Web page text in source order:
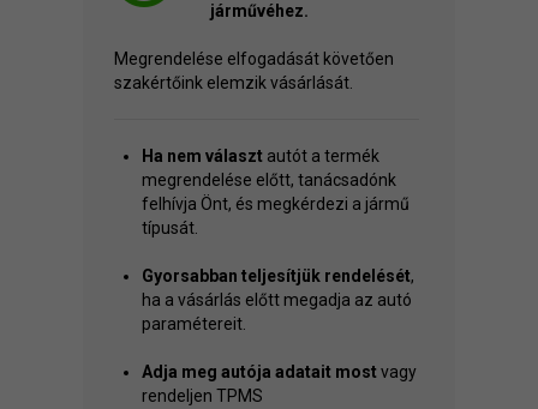
járművéhez.
Megrendelése elfogadását követően
szakértőink elemzik vásárlását.
Ha nem választ autót a termék
megrendelése előtt, tanácsadónk
felhívja Önt, és megkérdezi a jármű
típusát.
Gyorsabban teljesítjük rendelését,
ha a vásárlás előtt megadja az autó
paramétereit.
Adja meg autója adatait most vagy
rendeljen TPMS